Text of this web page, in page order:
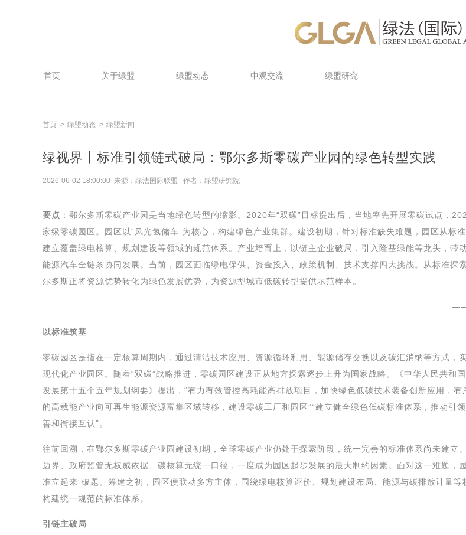
首页 关于绿盟 绿盟动态 中观交流 绿盟研究
首页 绿盟动态 绿盟新闻
绿视界丨标准引领链式破局：鄂尔多斯零碳产业园的绿色转型实践
2026-06-02 18:00:00 来源：绿法国际联盟 作者：绿盟研究院
要点 ：鄂尔多斯零碳产业园是当地绿色转型的缩影。2020年“双碳”目标提出后，当地率先开展零碳试点，
家级零碳园区。园区以“风光氢储车”为核心，构建绿色产业集群。建设初期，针对标准缺失难题，园区从标
建立覆盖绿电核算、规划建设等领域的规范体系。产业培育上，以链主企业破局，引入隆基绿能等龙头，带
能源汽车全链条协同发展。当前，园区面临绿电保供、资金投入、政策机制、技术支撑四大挑战。从标准探
尔多斯正将资源优势转化为绿色发展优势，为资源型城市低碳转型提供示范样本。
——
以标准筑基
零碳园区是指在一定核算周期内，通过清洁技术应用、资源循环利用、能源储存交换以及碳汇消纳等方式，
现代化产业园区。随着“双碳”战略推进，零碳园区建设正从地方探索逐步上升为国家战略。《中华人民共和
发展第十五个五年规划纲要》提出，“有力有效管控高耗能高排放项目，加快绿色低碳技术装备创新应用，有
的高载能产业向可再生能源资源富集区域转移，建设零碳工厂和园区”“建立健全绿色低碳标准体系，推动引
善和衔接互认”。
往前回溯，在鄂尔多斯零碳产业园建设初期，全球零碳产业仍处于探索阶段，统一完善的标准体系尚未建立
边界、政府监管无权威依据、碳核算无统一口径，一度成为园区起步发展的最大制约因素。面对这一难题，
准立起来”破题。筹建之初，园区便联动多方主体，围绕绿电核算评价、规划建设布局、能源与碳排放计量等
构建统一规范的标准体系。
引链主破局